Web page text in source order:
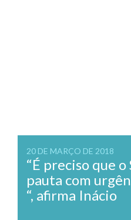
20 DE MARÇO DE 2018
“É preciso que
pauta com
“, afirma Inácio